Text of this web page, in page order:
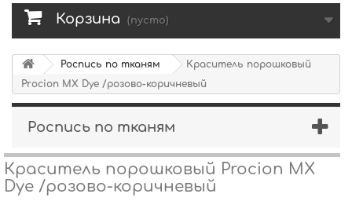
Корзина (пусто)
Роспись по тканям
Краситель порошковый
Procion MX Dye /розово-коричневый
Роспись по тканям
Краситель порошковый Procion MX
Dye /розово-коричневый